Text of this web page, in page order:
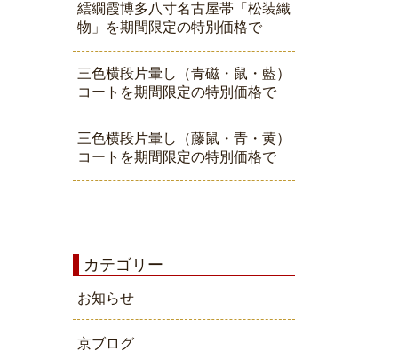
繧繝霞博多八寸名古屋帯「松装織
物」を期間限定の特別価格で
三色横段片暈し（青磁・鼠・藍）
コートを期間限定の特別価格で
三色横段片暈し（藤鼠・青・黄）
コートを期間限定の特別価格で
カテゴリー
お知らせ
京ブログ